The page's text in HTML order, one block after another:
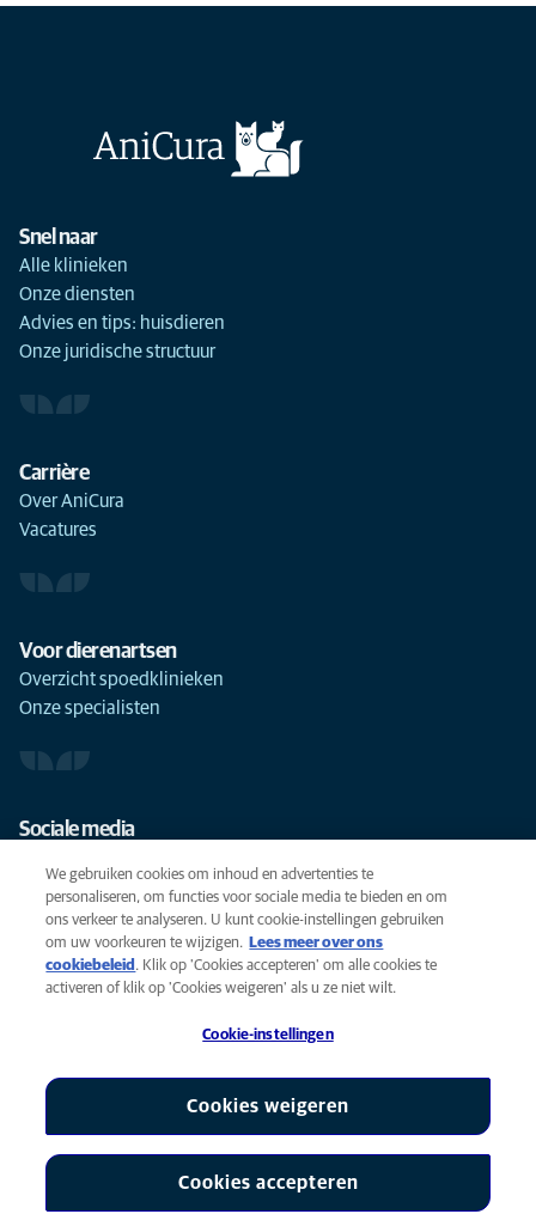
Snel naar
Alle klinieken
Onze diensten
Advies en tips: huisdieren
Onze juridische structuur
Carrière
Over AniCura
Vacatures
Voor dierenartsen
Overzicht spoedklinieken
Onze specialisten
Sociale media
Cookies
Privacyverklaring
AniCura is een partner van Mars, Inc © 2026
Cookie-instellingen
We gebruiken cookies om inhoud en advertenties te
personaliseren, om functies voor sociale media te bieden en om
ons verkeer te analyseren. U kunt cookie-instellingen gebruiken
om uw voorkeuren te wijzigen.
Lees meer over ons
cookiebeleid (opens in a new tab)
. Klik op 'Cookies accepteren' om alle cookies te
activeren of klik op 'Cookies weigeren' als u ze niet wilt.
Cookie-instellingen
Cookies weigeren
Cookies accepteren